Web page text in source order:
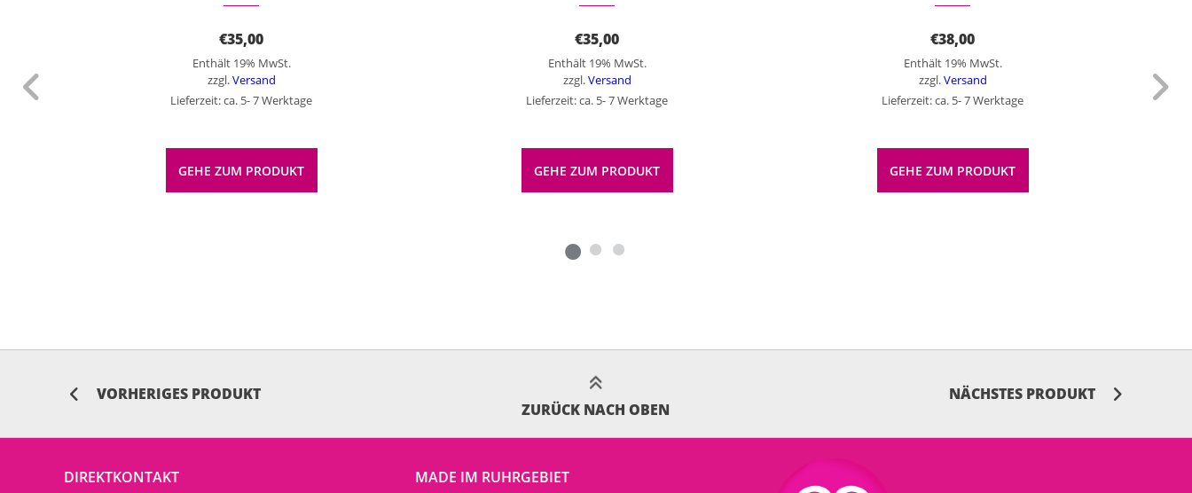
€35,00
Enthält 19% MwSt.
zzgl.Versand
Lieferzeit: ca. 5- 7 Werktage
GEHE ZUM PRODUKT
€35,00
Enthält 19% MwSt.
zzgl.Versand
Lieferzeit: ca. 5- 7 Werktage
GEHE ZUM PRODUKT
€38,00
Enthält 19% MwSt.
zzgl.Versand
Lieferzeit: ca. 5- 7 Werktage
GEHE ZUM PRODUKT
VORHERIGES PRODUKT
NÄCHSTES PRODUKT
ZURÜCK NACH OBEN
DIREKTKONTAKT MADE IM RUHRGEBIET